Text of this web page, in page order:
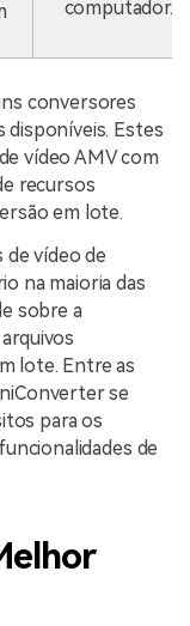
computador.
conversores
disponíveis. Estes
vídeo AMV com
recursos
em lote.
de vídeo de
na maioria das
sobre a
lote. Entre as
se
para os
de